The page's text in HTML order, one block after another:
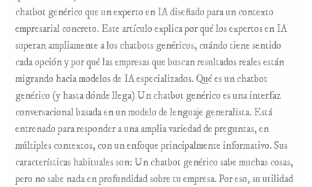
chatbot genérico que un experto en IA diseñado para un contexto
empresarial concreto. Este artículo explica por qué los expertos en IA
superan ampliamente a los chatbots genéricos, cuándo tiene sentido
cada opción y por qué las empresas que buscan resultados reales están
migrando hacia modelos de IA especializados. Qué es un chatbot
genérico (y hasta dónde llega) Un chatbot genérico es una interfaz
conversacional basada en un modelo de lenguaje generalista. Está
entrenado para responder a una amplia variedad de preguntas, en
múltiples contextos, con un enfoque principalmente informativo. Sus
características habituales son: Un chatbot genérico sabe muchas cosas,
pero no sabe nada en profundidad sobre tu empresa. Por eso, su utilidad